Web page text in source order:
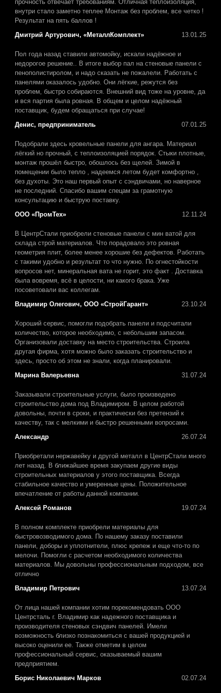
прочность отвечает требованиям. Отличная теплоизоляция,
внутри стало заметно теплее Монтаж без проблем, все четко !
Результат на пять баллов !
Дмитрий Артурович, «МеталлКомплект»
13.01.25
Пол года назад ставили автомойку, искали надёжное и
недорогое решение.. В итоге выбор пал на стеновые панели с
пенополистиролом, и надо сказать не пожалели. Работать с
панелями оказалось удобно. Они лёгкие, режутся без
проблем, быстро собираются. Внешний вид тоже на уровне, да
и вся партия была ровная. В общем и целом надёжный
поставщик, будем обращаться при случае!
Денис, предприниматель
07.01.25
Подобрали здесь кровельные панели для ангара. Материал
лёгкий но прочный, с теплоизоляцией порядок. Стыки плотные,
монтаж прошёл быстро, обошлось без щелей. Зимой в
помещении было тепло , надеемся летом будет комфортно ,
без духоты. Это наш первый опыт с сэндвичами, но наверное
не последний. Спасибо вашим спецам за грамотную
консультацию и быструю поставку.
ООО «ПромТех»
12.11.24
В ЦентрСтали приобрели стеновые панели с мин ватой для
склада строй материалов. Что порадовало это ровная
геометрия плит, более менее хорошие без дефектов. Работать
с такими удобно и результат то что нужно. По огнестойкости
вопросов нет, минеральная вата не горит, это факт . Доставка
была вовремя, всё в целости, ни какого брака. Уже
посоветовали вас коллегам.
Владимир Олегович, ООО «СтройГарант»
23.10.24
Хороший сервис, помогли подобрать панели и подсчитали
количество, которое необходимо, с небольшим запасом.
Организовали доставку на место строительства. Строила
другая фирма, хотя можно было заказать строительство и
здесь, просто об этом не знали, когда планировали.
Марина Валерьевна
31.07.24
Заказывали строительные услуги, было произведено
строительство дома под Владимиром. В целом работой
довольны, почти в сроки, и практически без претензий к
качеству, так с мелкими и быстро решенными вопросами.
Александр
26.07.24
Приобретали нержавейку и другой металл в ЦентрСтали много
лет назад. В ближайшее время закупаем другие виды
строительных материалов у этого поставщика. Всегда
стабильное качество и умеренные цены. Положительное
впечатление от работы данной компании.
Алексей Романов
19.07.24
В полном комплекте приобрели материалы для
быстровозводимого дома. По нашему заказу поставили
панели, доборы и уплотнители, плюс крепеж и еще что-то по
мелочи. Помогли с расчетом необходимого количества
материалов. Мы довольны профессиональным подходом, все
отлично
Владимир Петрович
13.07.24
От лица нашей компании хотим порекомендовать ООО
Центрсталь г. Владимир как надежного поставщика и
производителя стеновых сэндвич панелей. Имели
возможность близко познакомиться с вашей продукцией и
высоко оценили ее. Также отметим в целом
профессиональный сервис, оказываемый вашим
предприятием.
Борис Николаевич Марков
02.07.24